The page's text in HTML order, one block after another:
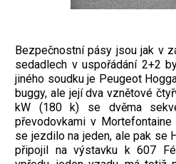
Bezpečnostní pásy jsou jak v
sedadlech v uspořádání 2+2
jiného soudku je Peugeot
buggy, ale její dva vznětové
kW (180 k) se dvěma
převodovkami v
se jezdilo na jeden, ale pak se
připojil na výstavku k 607